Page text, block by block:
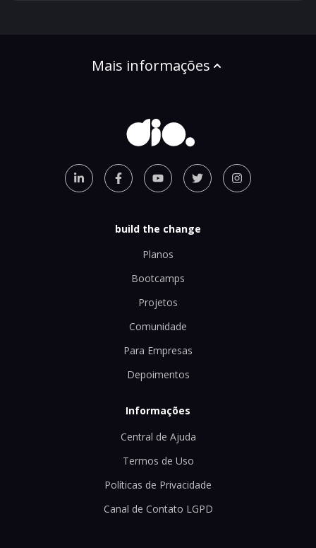
Mais informações
build the change
Planos
Bootcamps
Projetos
Comunidade
Para Empresas
Depoimentos
Informações
Central de Ajuda
Termos de Uso
Políticas de Privacidade
Canal de Contato LGPD